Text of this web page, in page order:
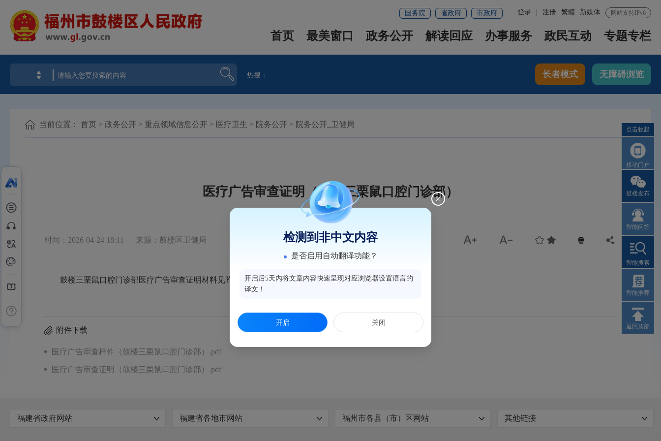
网站支持IPv6
新媒体
繁體
登录 注册
国务院 省政府 市政府
首页 最美窗口 政务公开 解读回应 办事服务 政民互动 专题专栏
热搜： 长者模式 无障碍浏览
当前位置： 首页 > 政务公开 > 重点领域信息公开 > 医疗卫生 > 院务公开 > 院务公开_卫健局
医疗广告审查证明（鼓楼三栗鼠口腔门诊部）
时间：2026-04-24 18:11 来源：鼓楼区卫健局      
鼓楼三栗鼠口腔门诊部医疗广告审查证明材料见附件。
附件下载
医疗广告审查样件（鼓楼三栗鼠口腔门诊部）.pdf
医疗广告审查证明（鼓楼三栗鼠口腔门诊部）.pdf
福建省政府网站 福建省各地市网站 福州市各县（市）区网站 其他链接
点击收起
移动门户
鼓楼发布
智能问答
智能搜索
智能推荐
返回顶部
检测到非中文内容
是否启用自动翻译功能？
开启后5天内将文章内容快速呈现对应浏览器设置语言的
译文！
开启 关闭